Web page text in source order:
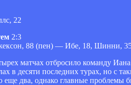
22
2:3
88 (пен) — Ибе, 18, Шинни,
матчах отбросило команду
в десяти последних турах, но с
два, однако главные проблемы